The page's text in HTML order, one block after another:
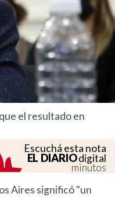
el resultado en
Escuchá esta nota
EL DIARIOdigital
minutos
Aires significó "un